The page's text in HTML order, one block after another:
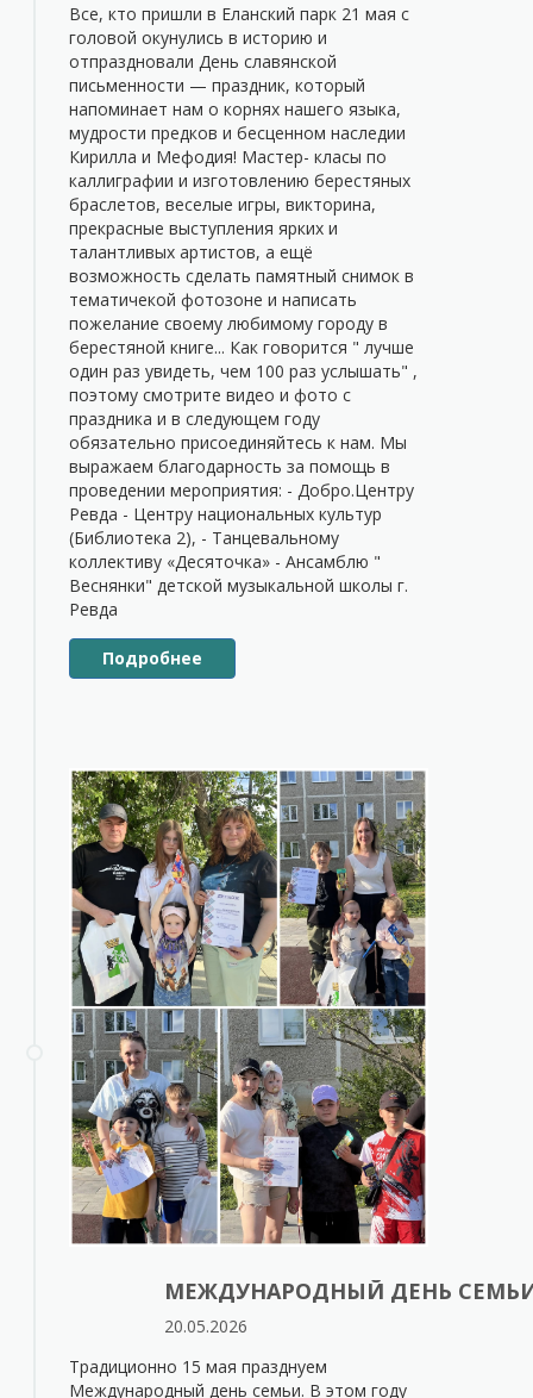
Все, кто пришли в Еланский парк 21 мая с
головой окунулись в историю и
отпраздновали День славянской
письменности — праздник, который
напоминает нам о корнях нашего языка,
мудрости предков и бесценном наследии
Кирилла и Мефодия! Мастер- класы по
каллиграфии и изготовлению берестяных
браслетов, веселые игры, викторина,
прекрасные выступления ярких и
талантливых артистов, а ещё
возможность сделать памятный снимок в
тематичекой фотозоне и написать
пожелание своему любимому городу в
берестяной книге... Как говорится " лучше
один раз увидеть, чем 100 раз услышать" ,
поэтому смотрите видео и фото с
праздника и в следующем году
обязательно присоединяйтесь к нам. Мы
выражаем благодарность за помощь в
проведении мероприятия: - Добро.Центру
Ревда - Центру национальных культур
(Библиотека 2), - Танцевальному
коллективу «Десяточка» - Ансамблю "
Веснянки" детской музыкальной школы г.
Ревда
Подробнее
МЕЖДУНАРОДНЫЙ ДЕНЬ
20.05.2026
Традиционно 15 мая празднуем
Международный день семьи. В этом году